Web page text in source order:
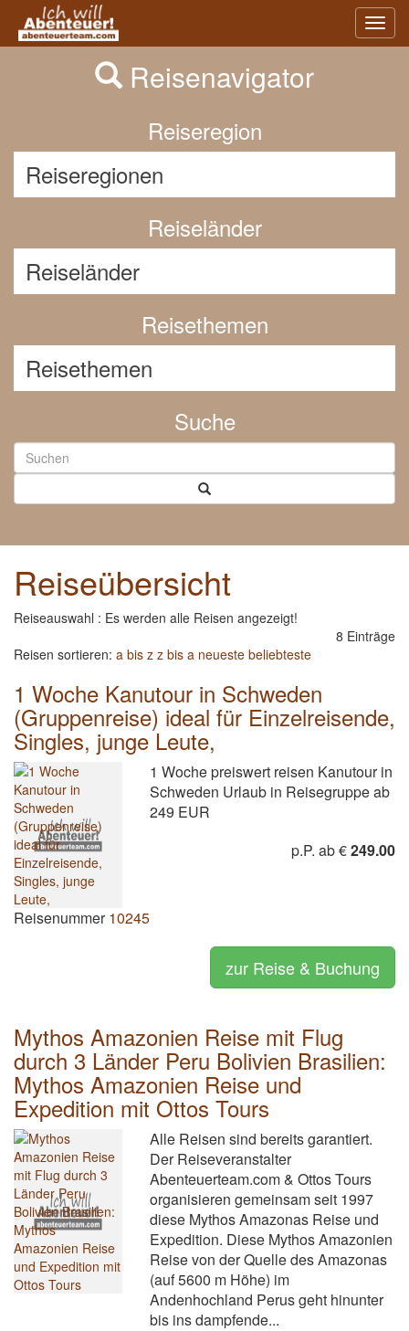
Previous
Reisenavigator
Reiseregion
Reiseländer
Reisethemen
Suche
Reiseübersicht
Reiseauswahl : Es werden alle Reisen angezeigt!
8 Einträge
Reisen sortieren: a bis z z bis a neueste beliebteste
1 Woche Kanutour in Schweden
(Gruppenreise) ideal für Einzelreisende,
Singles, junge Leute,
1 Woche preiswert reisen Kanutour in
Schweden Urlaub in Reisegruppe ab
249 EUR
p.P. ab €249.00
Reisenummer10245
zur Reise & Buchung
Mythos Amazonien Reise mit Flug
durch 3 Länder Peru Bolivien Brasilien:
Mythos Amazonien Reise und
Expedition mit Ottos Tours
Alle Reisen sind bereits garantiert.
Der Reiseveranstalter
Abenteuerteam.com & Ottos Tours
organisieren gemeinsam seit 1997
diese Mythos Amazonas Reise und
Expedition. Diese Mythos Amazonien
Reise von der Quelle des Amazonas
(auf 5600 m Höhe) im
Andenhochland Perus geht hinunter
bis ins dampfende...